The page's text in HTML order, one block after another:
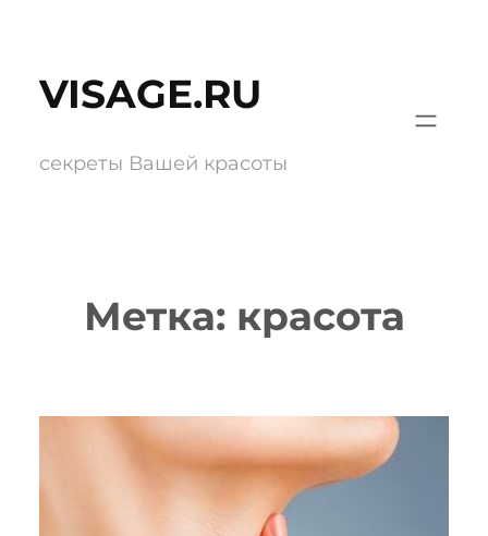
содержимому
VISAGE.RU
секреты Вашей красоты
Метка: красота